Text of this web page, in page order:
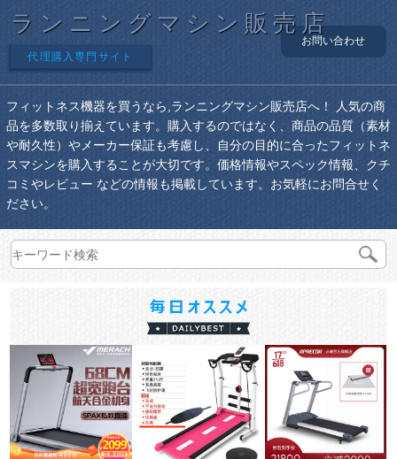
ランニングマシン販売店
代理購入専門サイト
お問い合わせ
フィットネス機器を買うなら,ランニングマシン販売店へ！ 人気の商
品を多数取り揃えています。購入するのではなく、商品の品質（素材
や耐久性）やメーカー保証も考慮し、自分の目的に合ったフィットネ
スマシンを購入することが大切です。価格情報やスペック情報、クチ
コミやレビュー などの情報も掲載しています。お気軽にお問合せく
ださい。